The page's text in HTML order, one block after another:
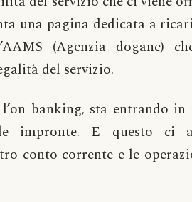
una pagina dedicata a
(Agenzia dogane)
del servizio.
banking, sta entrando
impronte. E questo ci
conto corrente e le